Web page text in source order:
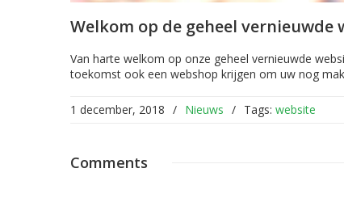
Welkom op de geheel vernieuwde
Van harte welkom op onze geheel vernieuwde
toekomst ook een webshop krijgen om uw nog
1 december, 2018 / Nieuws / Tags: website
Comments